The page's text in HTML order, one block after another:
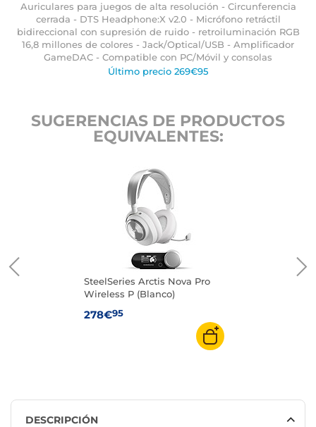
Auriculares para juegos de alta resolución - Circunferencia
cerrada - DTS Headphone:X v2.0 - Micrófono retráctil
bidireccional con supresión de ruido - retroiluminación RGB
16,8 millones de colores - Jack/Optical/USB - Amplificador
GameDAC - Compatible con PC/Móvil y consolas
Último precio 269€95
SUGERENCIAS DE PRODUCTOS
EQUIVALENTES:
SteelSeries Arctis Nova Pro
Wireless P (Blanco)
278€95
DESCRIPCIÓN